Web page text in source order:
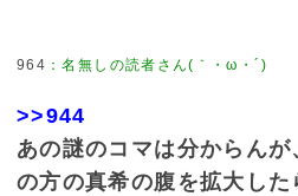
964 ：名無しの読者さん(｀・ω・´)
>>944
あの謎のコマは分からん
の方の真希の腹を拡大した